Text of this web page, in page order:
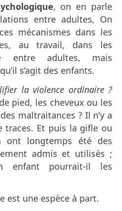
, on en parle
entre adultes, On
mécanismes dans les
au travail, dans les
entre adultes, mais
s’agit des enfants.
la violence ordinaire ?
pied, les cheveux ou les
maltraitances ? Il n’y a
traces. Et puis la gifle ou
longtemps été des
admis et utilisés ;
enfant pourrait-il les
est une espèce à part.